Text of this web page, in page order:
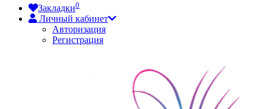
Закладки0
Личный кабинет
Авторизация
Регистрация